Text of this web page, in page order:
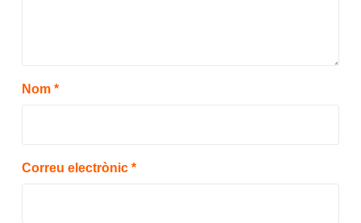
Nom *
Correu electrònic *